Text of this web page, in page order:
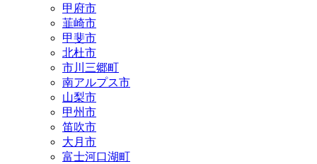
甲府市
韮崎市
甲斐市
北杜市
市川三郷町
南アルプス市
山梨市
甲州市
笛吹市
大月市
富士河口湖町